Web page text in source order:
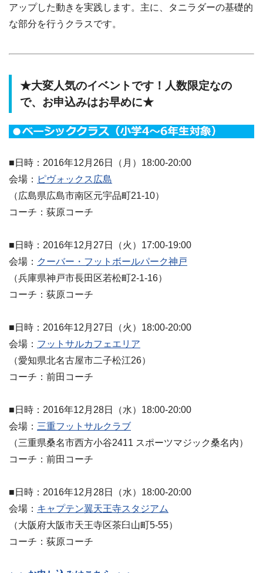
アップした動きを実践します。主に、タニラダーの基礎的
な部分を行うクラスです。
★大変人気のイベントです！人数限定なの
で、お申込みはお早めに★
■日時：2016年12月26日（月）18:00-20:00
会場： ピヴォックス広島
（広島県広島市南区元宇品町21-10）
コーチ：荻原コーチ
■日時：2016年12月27日（火）17:00-19:00
会場： クーバー・フットボールパーク神戸
（兵庫県神戸市長田区若松町2-1-16）
コーチ：荻原コーチ
■日時：2016年12月27日（火）18:00-20:00
会場： フットサルカフェエリア
（愛知県北名古屋市二子松江26）
コーチ：前田コーチ
■日時：2016年12月28日（水）18:00-20:00
会場： 三重フットサルクラブ
（三重県桑名市西方小谷2411 スポーツマジック桑名内）
コーチ：前田コーチ
■日時：2016年12月28日（水）18:00-20:00
会場： キャプテン翼天王寺スタジアム
（大阪府大阪市天王寺区茶臼山町5-55）
コーチ：荻原コーチ